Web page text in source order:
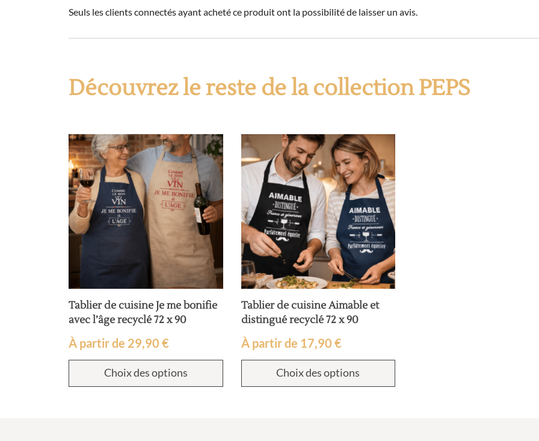
Seuls les clients connectés ayant acheté ce produit ont la possibilité de laisser un avis.
Découvrez le reste de la collection PEPS
Tablier de cuisine Je me bonifie
avec l’âge recyclé 72 x 90
À partir de 29,90 €
Choix des options
Tablier de cuisine Aimable et
distingué recyclé 72 x 90
À partir de 17,90 €
Choix des options